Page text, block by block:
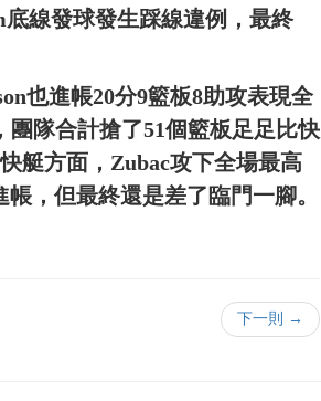
線發球發生踩線違例，最終
也進帳20分9籃板8助攻表現全
隊合計搶了51個籃板足足比快
艇方面，Zubac攻下全場最高
，但最終還是差了臨門一腳。
下一則 →